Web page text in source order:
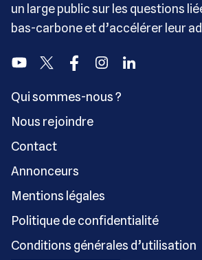
un large public sur les questions
bas-carbone et d’accélérer leur
YoutubeTwitter FacebookInstagramLinkedin
Qui sommes-nous ?
Nous rejoindre
Contact
Annonceurs
Mentions légales
Politique de confidentialité
Conditions générales d’utilisation